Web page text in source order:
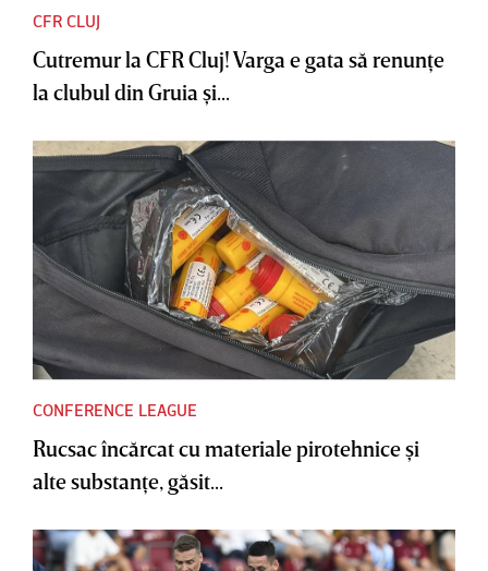
CFR CLUJ
Cutremur la CFR Cluj! Varga e gata să renunţe
la clubul din Gruia şi...
CONFERENCE LEAGUE
Rucsac încărcat cu materiale pirotehnice şi
alte substanţe, găsit...